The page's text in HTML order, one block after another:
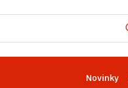
Novinky